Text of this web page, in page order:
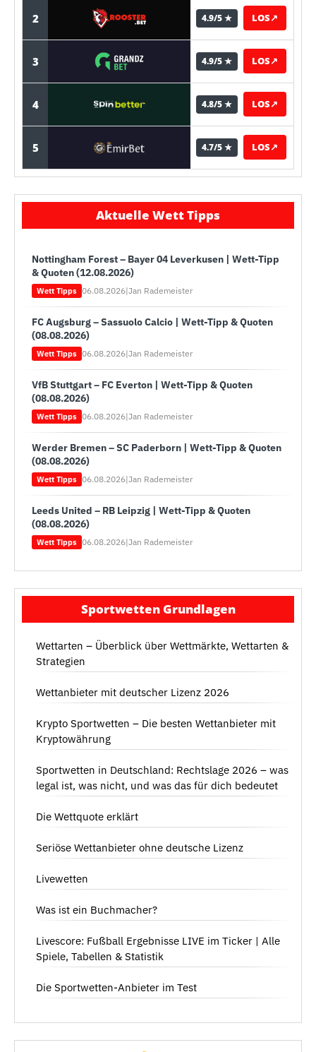
2 4.9/5 ★ LOS↗
3 4.9/5 ★ LOS↗
4 4.8/5 ★ LOS↗
5 4.7/5 ★ LOS↗
Aktuelle Wett Tipps
Nottingham Forest – Bayer 04 Leverkusen | Wett-Tipp
& Quoten (12.08.2026)
Wett Tipps 06.08.2026|Jan Rademeister
FC Augsburg – Sassuolo Calcio | Wett-Tipp & Quoten
(08.08.2026)
Wett Tipps 06.08.2026|Jan Rademeister
VfB Stuttgart – FC Everton | Wett-Tipp & Quoten
(08.08.2026)
Wett Tipps 06.08.2026|Jan Rademeister
Werder Bremen – SC Paderborn | Wett-Tipp & Quoten
(08.08.2026)
Wett Tipps 06.08.2026|Jan Rademeister
Leeds United – RB Leipzig | Wett-Tipp & Quoten
(08.08.2026)
Wett Tipps 06.08.2026|Jan Rademeister
Sportwetten Grundlagen
Wettarten – Überblick über Wettmärkte, Wettarten &
Strategien
Wettanbieter mit deutscher Lizenz 2026
Krypto Sportwetten – Die besten Wettanbieter mit
Kryptowährung
Sportwetten in Deutschland: Rechtslage 2026 – was
legal ist, was nicht, und was das für dich bedeutet
Die Wettquote erklärt
Seriöse Wettanbieter ohne deutsche Lizenz
Livewetten
Was ist ein Buchmacher?
Livescore: Fußball Ergebnisse LIVE im Ticker | Alle
Spiele, Tabellen & Statistik
Die Sportwetten-Anbieter im Test